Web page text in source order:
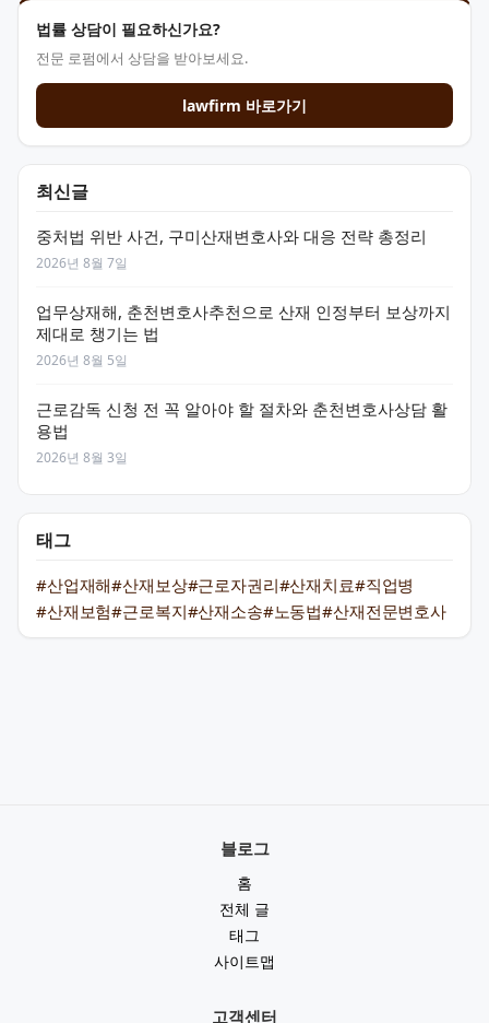
법률 상담이 필요하신가요?
전문 로펌에서 상담을 받아보세요.
lawfirm 바로가기
최신글
중처법 위반 사건, 구미산재변호사와 대응 전략 총정리
2026년 8월 7일
업무상재해, 춘천변호사추천으로 산재 인정부터 보상까지
제대로 챙기는 법
2026년 8월 5일
근로감독 신청 전 꼭 알아야 할 절차와 춘천변호사상담 활
용법
2026년 8월 3일
태그
#산업재해#산재보상#근로자권리#산재치료#직업병
#산재보험#근로복지#산재소송#노동법#산재전문변호사
블로그
홈
전체 글
태그
사이트맵
고객센터